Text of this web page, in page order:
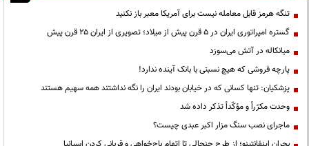
تنگه هرمز قابل معامله نیست برای آمریکا معبر باز نکنید
گستره امپراتوری ایران در ۵ قرن پیش از میلاد؛ تصویری از ایران ۲۵ قرن پیش
میانکاله در آتش می‌سوزد
پارچه فروشی که هیچ نسبتی با بانک آینده ندارد!
پزشکیان: تنها کسانی که در خیابان بودند ایران را نگه نداشتند همه سهیم هستند
وحدت مکرّراً و مؤکّداً تذکر داده شد
ماجرای نصب سنگ مزار اکبر عبدی چیست؟